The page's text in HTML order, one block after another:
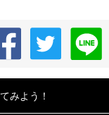
みよう！